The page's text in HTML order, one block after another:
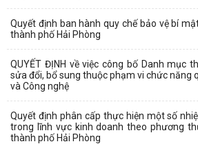
Quyết định ban hành quy chế bảo vệ bí
thành phố Hải Phòng
QUYẾT ĐỊNH về việc công bố Danh mục
sửa đổi, bổ sung thuộc phạm vi chức năng
và Công nghệ
Quyết định phân cấp thực hiện một số
trong lĩnh vực kinh doanh theo phương
thành phố Hải Phòng